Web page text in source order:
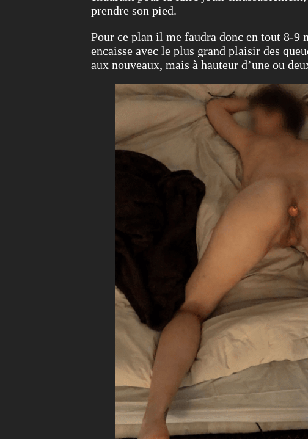
prendre son pied.
Pour ce plan il me faudra donc en tout 8-9
encaisse avec le plus grand plaisir des
aux nouveaux, mais à hauteur d’une ou